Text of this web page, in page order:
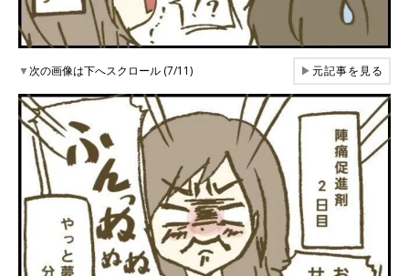
▼次の画像は下へスクロール (7/11) ▶元記事を見る